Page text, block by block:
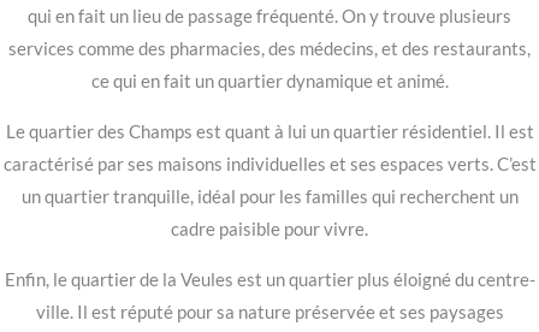
qui en fait un lieu de passage fréquenté. On y trouve plusieurs
services comme des pharmacies, des médecins, et des restaurants,
ce qui en fait un quartier dynamique et animé.
Le quartier des Champs est quant à lui un quartier résidentiel. Il est
caractérisé par ses maisons individuelles et ses espaces verts. C’est
un quartier tranquille, idéal pour les familles qui recherchent un
cadre paisible pour vivre.
Enfin, le quartier de la Veules est un quartier plus éloigné du centre-
ville. Il est réputé pour sa nature préservée et ses paysages